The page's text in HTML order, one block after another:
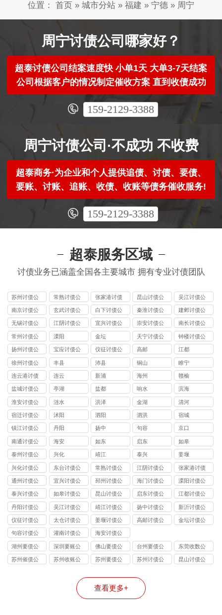
位置： 首页 » 城市分站 » 福建 » 宁德 » 周宁
周宁讨债公司哪家好？
超泰讨债公司结案速度快 小单1天 大单3-7天结案
公司根据客户的情况制定催收方案 直到收债成功
159-2129-3388
周宁讨债公司·不成功 不收费
超泰商务·为企业和个人提供追债、讨债、要债、
要账、讨账、追账、收债、收账等债务催收服务!
159-2129-3388
超泰服务区域
讨债业务已涵盖全国各主要城市 拥有专业讨债团队
苏州讨债公
司
常熟讨债公
司
张家港讨债
公司
昆山讨债公
司
吴江讨债公
司
南京讨债公
司
玄武讨债公
司
白下讨债公
司
秦淮讨债公
司
建邺讨债公
司
无锡讨债公
司
江阴讨债公
司
宜兴讨债公
司
崇安讨债公
司
南长讨债公
司
常州讨债公
司
溧阳 金坛
天宁讨债公
司
钟楼讨债公
司
扬州讨债公
司
宝应讨债公
司
仪征讨债公
司
高邮 江都
徐州讨债公
司
丰县 沛县 铜山 睢宁
连云港讨债
公司
连云 新浦 海州 赣榆
盐城讨债公
司
亭湖 盐都 响水 滨海
淮安讨债公
司
涟水 洪泽 金湖 清河
宿迁讨债公
司
沭阳 泗阳 泗洪 宿城
镇江讨债公
司
丹阳 扬中 句容 京口
南通讨债公
司
海安 如东 启东 如皋
泰州讨债公
司
兴化 靖江 泰兴 姜堰
兴化讨债公
司
东台讨债公
司
常熟讨债公
司
江阴讨债公
司
张家港讨债
公司
通州讨债公
司
宜兴讨债公
司
邳州讨债公
司
海门讨债公
司
溧阳讨债公
司
泰兴讨债公
司
如皋讨债公
司
昆山讨债公
司
启东讨债公
司
江都讨债公
司
丹阳讨债公
司
吴江讨债公
司
靖江讨债公
司
扬中讨债公
司
新沂讨债公
司
仪征讨债公
司
太仓讨债公
司
姜堰讨债公
司
高邮讨债公
金坛讨债公
句容讨债公
司
灌南讨债公
司
海安讨债公
司
湖州要债公
司
深圳要账公
司
佛山要债公
司
台州要债公
司
东莞收数公
司
苏州催债公
苏州收账公
苏州要债公
苏州讨债公
昆山讨债公
查看更多+